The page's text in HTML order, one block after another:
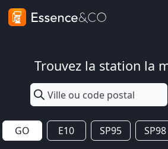
Trouvez la station la
GO E10 SP95 SP98